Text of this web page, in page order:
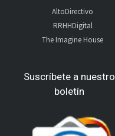
AltoDirectivo
RRHHDigital
The Imagine House
Suscríbete a nuestro
boletín